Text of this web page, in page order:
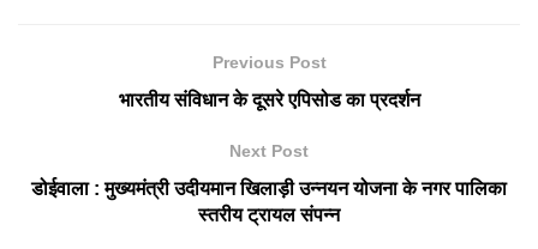
Previous Post
भारतीय संविधान के दूसरे एपिसोड का प्रदर्शन
Next Post
डोईवाला : मुख्यमंत्री उदीयमान खिलाड़ी उन्नयन योजना के नगर पालिका
स्तरीय ट्रायल संपन्न